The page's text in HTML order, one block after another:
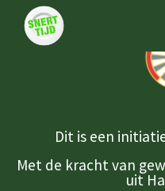
Dit is een
Met de kracht van
uit